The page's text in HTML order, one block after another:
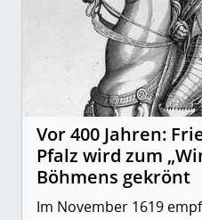
Vor 400 Jahren:
Pfalz wird zum
Böhmens gekrönt
Im November 1619